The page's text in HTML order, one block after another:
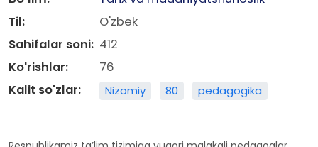
Til:
O'zbek
Sahifalar soni: 412
Ko'rishlar:
76
Kalit so'zlar:
Nizomiy 80 pedagogika